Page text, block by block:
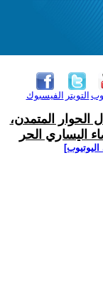
الفيسبوك التويتر
الحوار المتمدن،
اليساري الحر